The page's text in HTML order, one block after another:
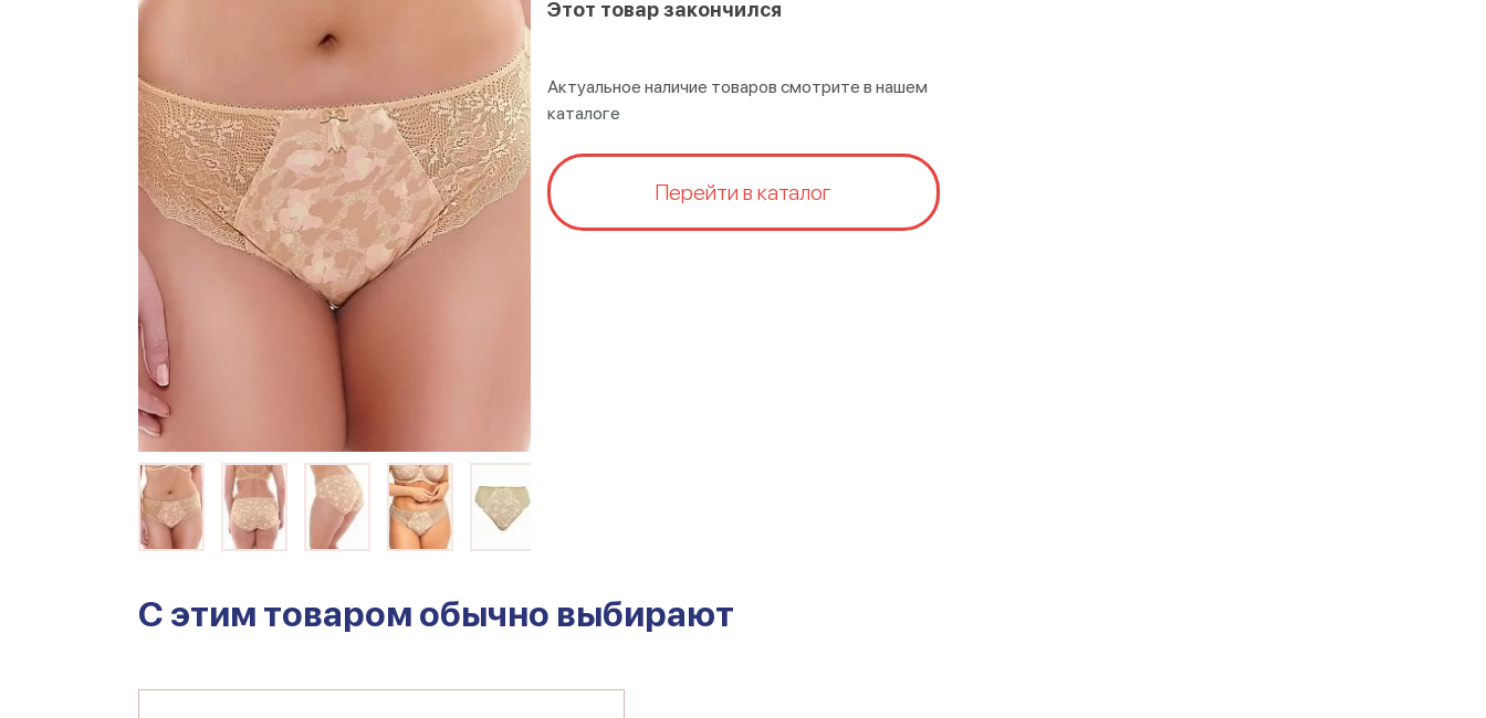
Этот товар закончился
Актуальное наличие товаров смотрите в нашем
каталоге
Перейти в каталог
C этим товаром обычно выбирают